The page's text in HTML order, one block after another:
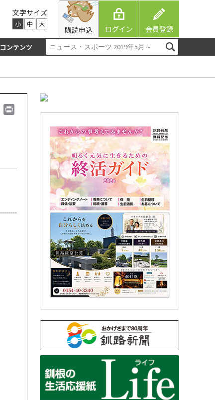
文字サイズ
小 中 大
購読申込 ログイン 会員登録
コンテンツ